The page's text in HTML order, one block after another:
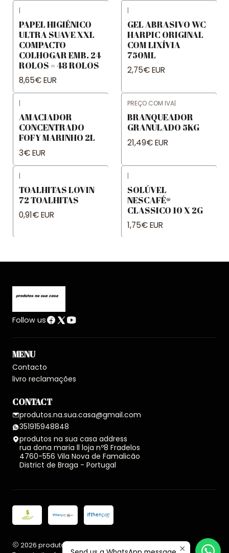
|
PAPEL HIGIÉNICO
ULTRA SUAVE XXL
COMPACTO
COLHOGAR EMB. 24
ROLOS = 48 ROLOS
8,65€ EUR
|
GEL ABRASIVO WC
HARPIC ORIGINAL
COM LIXÍVIA
750ML
2,75€ EUR
|
AMACIADOR
CONCENTRADO
FOFY MARINHO 2L
3€ EUR
PREÇO COM IVA|
BRANQUEADOR
GRANULADO 5KG
21,49€ EUR
|
TOALHITAS LOVIN
72 TOALHITAS
0,91€ EUR
|
SOLÚVEL
NESCAFÉ®
CLASSICO 10 X 2G
1,75€ EUR
Follow us
MENU
Contacto
livro reclamações
CONTACT
produtos.na.sua.casa@gmail.com
351915948848
produtos na sua casa address
rua dona maria ll loja nº8 Fradelos
4760-556 Vila Nova de Famalicão
District de Braga - Portugal
2026 produtos na sua casa.